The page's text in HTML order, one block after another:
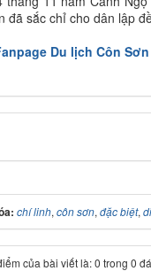
đã sắc chỉ cho dân lập
Du lịch Côn
chí linh, côn sơn, đặc biệt,
của bài viết là: 0 trong 0